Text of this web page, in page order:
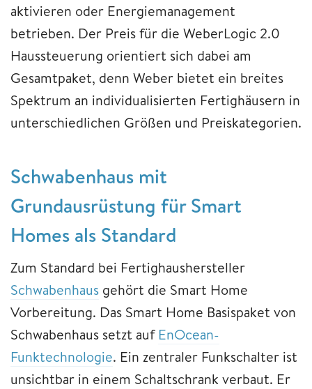
aktivieren oder Energiemanagement
betrieben. Der Preis für die WeberLogic 2.0
Haussteuerung orientiert sich dabei am
Gesamtpaket, denn Weber bietet ein breites
Spektrum an individualisierten Fertighäusern in
unterschiedlichen Größen und Preiskategorien.
Schwabenhaus mit
Grundausrüstung für Smart
Homes als Standard
Zum Standard bei Fertighaushersteller
Schwabenhaus gehört die Smart Home
Vorbereitung. Das Smart Home Basispaket von
Schwabenhaus setzt auf EnOcean-
Funktechnologie. Ein zentraler Funkschalter ist
unsichtbar in einem Schaltschrank verbaut. Er